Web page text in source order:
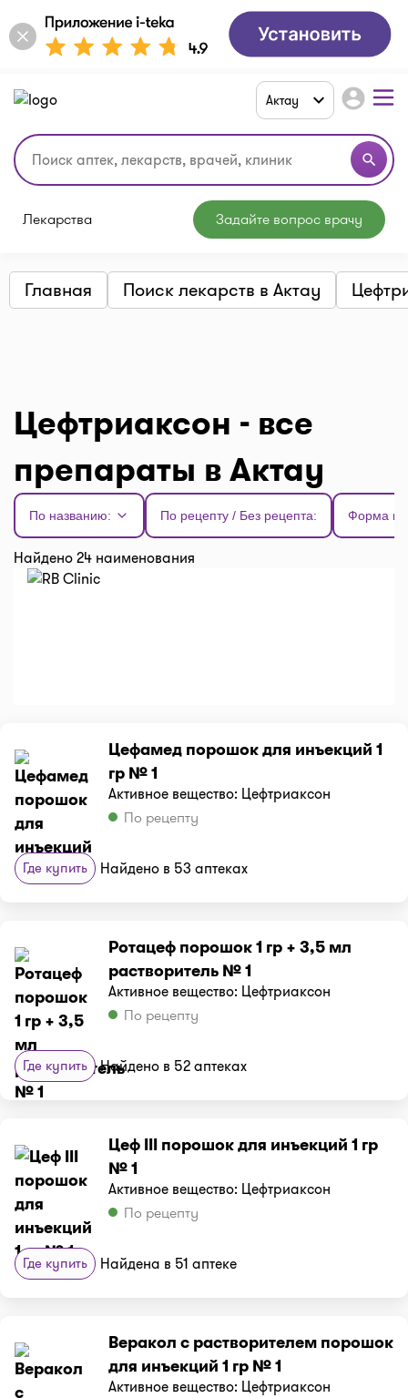
search
Актау account_circle
Лекарства Задайте вопрос врачу
Главная Поиск лекарств в Актау
Цефтриаксон - все
препараты в Актау
По названию: По рецепту / Без рецепта: Форма
Найдено 24 наименования
Цефамед порошок для инъекций 1
гр № 1
Активное вещество: Цефтриаксон
По рецепту
Где купить Найдено в 53 аптеках
Ротацеф порошок 1 гр + 3,5 мл
растворитель № 1
Активное вещество: Цефтриаксон
По рецепту
Где купить Найдено в 52 аптеках
Цеф III порошок для инъекций 1 гр
№ 1
Активное вещество: Цефтриаксон
По рецепту
Где купить Найдена в 51 аптеке
Веракол с растворителем порошок
для инъекций 1 гр № 1
Активное вещество: Цефтриаксон